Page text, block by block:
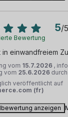
5/5
Bewertung
in einwandfreiem
vom 15.7.2026 ,
vom 25.6.2026
veröffentlicht auf
(fr)
anzeigen